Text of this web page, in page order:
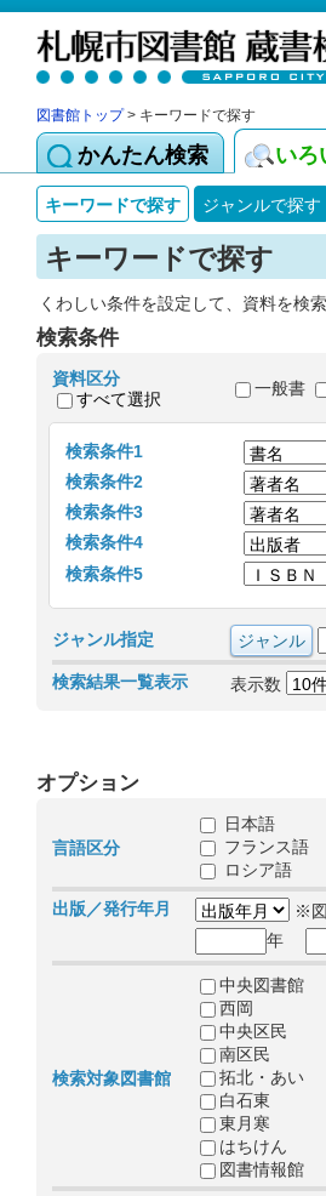
図書館トップ> キーワードで探す
かんたん検索 いろ
キーワードで探す ジャンルで探す
キーワードで探す
くわしい条件を設定して、資料を検
検索条件
資料区分
すべて選択
一般書
検索条件1
検索条件2
検索条件3
検索条件4
検索条件5
ジャンル指定
検索結果一覧表示 表示数
オプション
言語区分
日本語
フランス語
ロシア語
出版／発行年月
※
年
検索対象図書館
中央図書館
西岡
中央区民
南区民
拓北・あい
白石東
東月寒
はちけん
図書情報館